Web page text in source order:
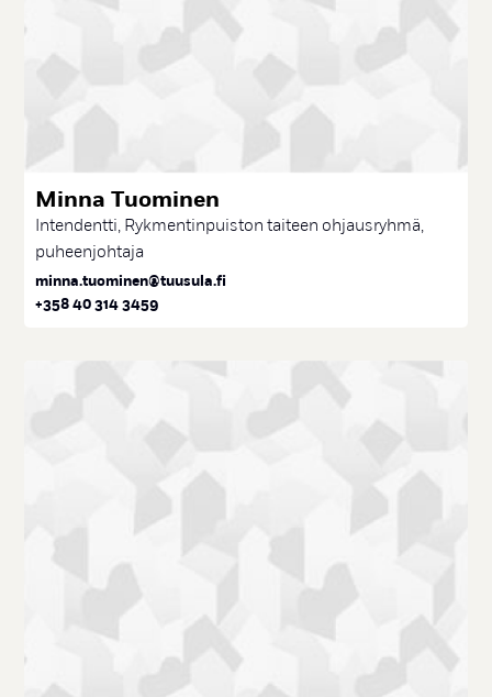
Min­na Tuo­mi­nen
Intendentti, Rykmentinpuiston taiteen ohjausryhmä,
puheenjohtaja
minna.tuominen@tuusula.fi
+358 40 314 3459